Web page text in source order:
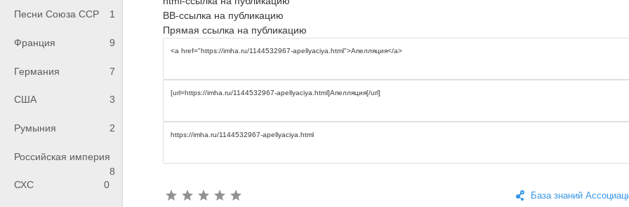
Песни Союза ССР 1
Франция 9
Германия 7
США 3
Румыния 2
Российская империя
8
СХС
0
BB-ссылка на публикацию
Прямая ссылка на публикацию
База знаний